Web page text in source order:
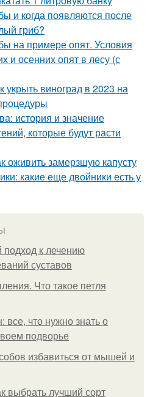
и когда появляются после
гриб?
на примере опят. Условия
и осенних опят в лесу (с
укрыть виноград в 2023 на
история и значение
которые будут расти
оживить замерзшую капусту
какие еще двойники есть у
к лечению
суставов
Что такое петля
все, что нужно знать о
подворье
избавиться от мышей и
выбрать лучший сорт